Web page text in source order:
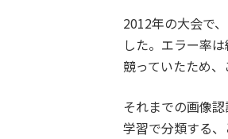
2012年の大会で
した。エラー率
競っていたため
それまでの画像
学習で分類する